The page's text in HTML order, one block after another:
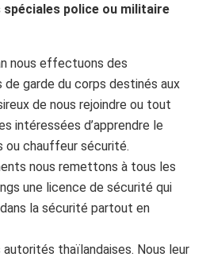
spéciales police ou militaire
nous effectuons des
garde du corps destinés aux
de nous rejoindre ou tout
intéressées d’apprendre le
ou chauffeur sécurité.
nous remettons à tous les
une licence de sécurité qui
la sécurité partout en
thaïlandaises. Nous leur